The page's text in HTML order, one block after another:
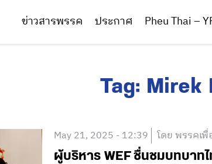
ข่าวสารพรรค ประกาศ Pheu Thai –
Tag: Mirek
May 21, 2025 - 12:39 โดย พรรคเพื่
ผู้บริหาร WEF ชื่นชมบทบาท